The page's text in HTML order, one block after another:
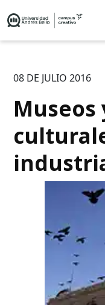
08 DE JULIO 2016
Museos